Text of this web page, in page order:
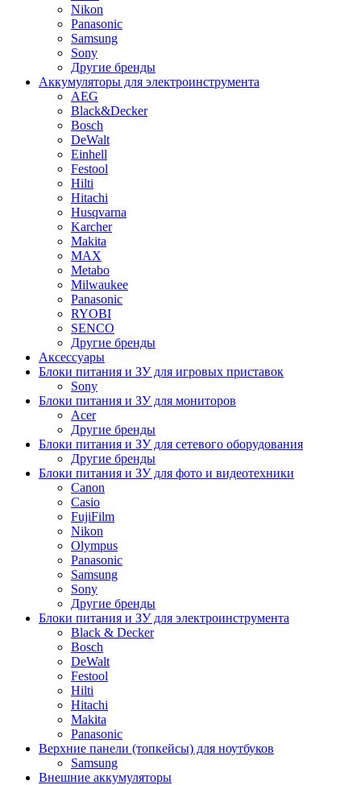
Nikon
Panasonic
Samsung
Sony
Другие бренды
Аккумуляторы для электроинструмента
AEG
Black&Decker
Bosch
DeWalt
Einhell
Festool
Hilti
Hitachi
Husqvarna
Karcher
Makita
MAX
Metabo
Milwaukee
Panasonic
RYOBI
SENCO
Другие бренды
Аксессуары
Блоки питания и ЗУ для игровых приставок
Sony
Блоки питания и ЗУ для мониторов
Acer
Другие бренды
Блоки питания и ЗУ для сетевого оборудования
Другие бренды
Блоки питания и ЗУ для фото и видеотехники
Canon
Casio
FujiFilm
Nikon
Olympus
Panasonic
Samsung
Sony
Другие бренды
Блоки питания и ЗУ для электроинструмента
Black & Decker
Bosch
DeWalt
Festool
Hilti
Hitachi
Makita
Panasonic
Верхние панели (топкейсы) для ноутбуков
Samsung
Внешние аккумуляторы